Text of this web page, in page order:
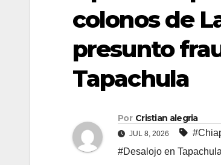
colonos de
presunto
Tapachula
Por Cristian alegria
JUL 8, 2026
#Desalojo en Tapachula